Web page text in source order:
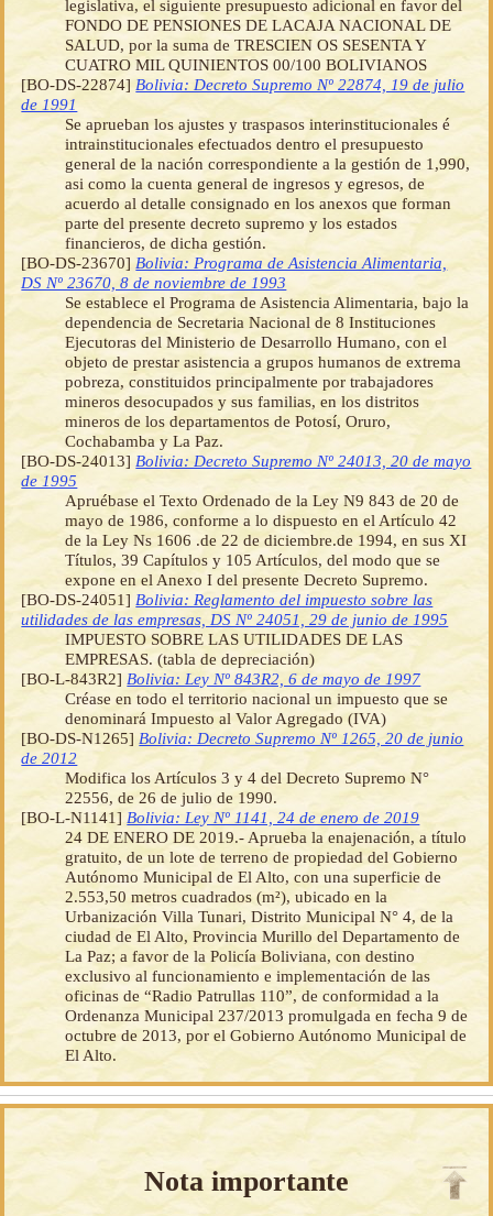
legislativa, el siguiente presupuesto adicional en favor del
FONDO DE PENSIONES DE LACAJA NACIONAL DE
SALUD, por la suma de TRESCIEN OS SESENTA Y
CUATRO MIL QUINIENTOS 00/100 BOLIVIANOS
[BO-DS-22874] Bolivia: Decreto Supremo Nº 22874, 19 de julio
de 1991
Se aprueban los ajustes y traspasos interinstitucionales é
intrainstitucionales efectuados dentro el presupuesto
general de la nación correspondiente a la gestión de 1,990,
asi como la cuenta general de ingresos y egresos, de
acuerdo al detalle consignado en los anexos que forman
parte del presente decreto supremo y los estados
financieros, de dicha gestión.
[BO-DS-23670] Bolivia: Programa de Asistencia Alimentaria,
DS Nº 23670, 8 de noviembre de 1993
Se establece el Programa de Asistencia Alimentaria, bajo la
dependencia de Secretaria Nacional de 8 Instituciones
Ejecutoras del Ministerio de Desarrollo Humano, con el
objeto de prestar asistencia a grupos humanos de extrema
pobreza, constituidos principalmente por trabajadores
mineros desocupados y sus familias, en los distritos
mineros de los departamentos de Potosí, Oruro,
Cochabamba y La Paz.
[BO-DS-24013] Bolivia: Decreto Supremo Nº 24013, 20 de mayo
de 1995
Apruébase el Texto Ordenado de la Ley N9 843 de 20 de
mayo de 1986, conforme a lo dispuesto en el Artículo 42
de la Ley Ns 1606 .de 22 de diciembre.de 1994, en sus XI
Títulos, 39 Capítulos y 105 Artículos, del modo que se
expone en el Anexo I del presente Decreto Supremo.
[BO-DS-24051] Bolivia: Reglamento del impuesto sobre las
utilidades de las empresas, DS Nº 24051, 29 de junio de 1995
IMPUESTO SOBRE LAS UTILIDADES DE LAS
EMPRESAS. (tabla de depreciación)
[BO-L-843R2] Bolivia: Ley Nº 843R2, 6 de mayo de 1997
Créase en todo el territorio nacional un impuesto que se
denominará Impuesto al Valor Agregado (IVA)
[BO-DS-N1265] Bolivia: Decreto Supremo Nº 1265, 20 de junio
de 2012
Modifica los Artículos 3 y 4 del Decreto Supremo N°
22556, de 26 de julio de 1990.
[BO-L-N1141] Bolivia: Ley Nº 1141, 24 de enero de 2019
24 DE ENERO DE 2019.- Aprueba la enajenación, a título
gratuito, de un lote de terreno de propiedad del Gobierno
Autónomo Municipal de El Alto, con una superficie de
2.553,50 metros cuadrados (m²), ubicado en la
Urbanización Villa Tunari, Distrito Municipal N° 4, de la
ciudad de El Alto, Provincia Murillo del Departamento de
La Paz; a favor de la Policía Boliviana, con destino
exclusivo al funcionamiento e implementación de las
oficinas de “Radio Patrullas 110”, de conformidad a la
Ordenanza Municipal 237/2013 promulgada en fecha 9 de
octubre de 2013, por el Gobierno Autónomo Municipal de
El Alto.
Nota importante